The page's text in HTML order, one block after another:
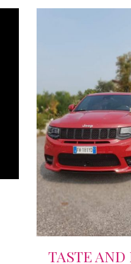
TASTE AND